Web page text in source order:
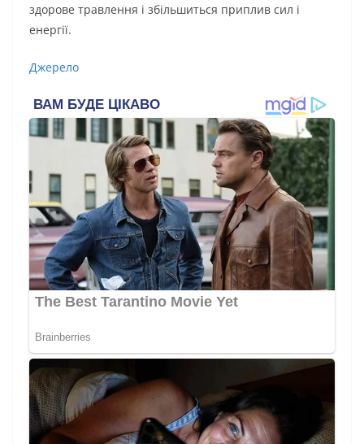
здорове травлення і збільшиться приплив сил і
енергії.
Джерело